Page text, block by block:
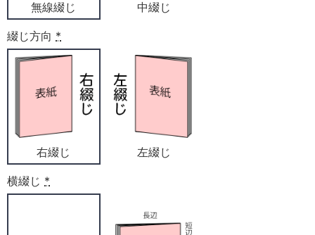
無線綴じ 中綴じ
綴じ方向 *
右綴じ 左綴じ
横綴じ *